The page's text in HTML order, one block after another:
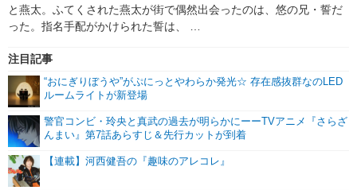
と燕太。ふてくされた燕太が街で偶然出会ったのは、悠の兄・誓だ
った。指名手配がかけられた誓は、 …
注目記事
“おにぎりぼうや”がぷにっとやわらか発光☆ 存在感抜群なのLED
ルームライトが新登場
警官コンビ・玲央と真武の過去が明らかにーーTVアニメ『さらざ
んまい』第7話あらすじ＆先行カットが到着
【連載】河西健吾の『趣味のアレコレ』